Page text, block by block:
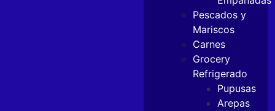
Pescados y
Mariscos
Carnes
Grocery
Refrigerado
Pupusas
Arepas